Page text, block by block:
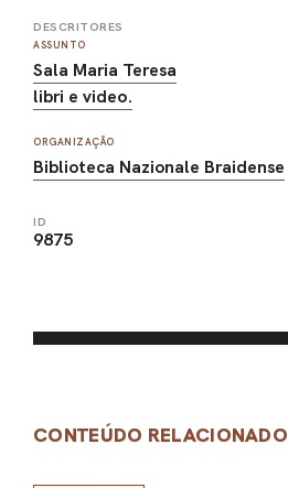
DESCRITORES
ASSUNTO
Sala Maria Teresa
libri e video.
ORGANIZAÇÃO
Biblioteca Nazionale Braidense
ID
9875
CONTEÚDO RELACIONADO